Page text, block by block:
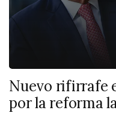
Nuevo rifirrafe
por la reforma